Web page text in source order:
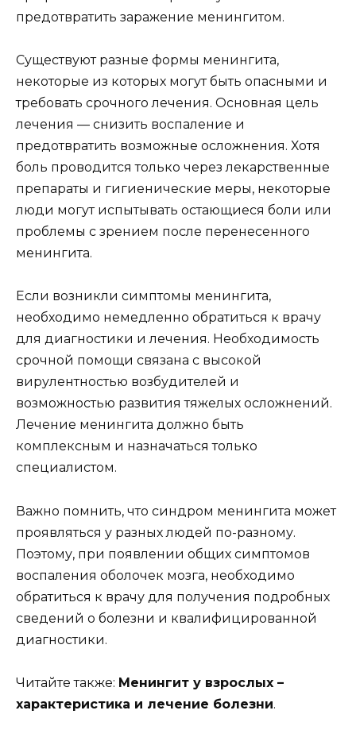
предотвратить заражение менингитом.
Существуют разные формы менингита,
некоторые из которых могут быть опасными и
требовать срочного лечения. Основная цель
лечения — снизить воспаление и
предотвратить возможные осложнения. Хотя
боль проводится только через лекарственные
препараты и гигиенические меры, некоторые
люди могут испытывать остающиеся боли или
проблемы с зрением после перенесенного
менингита.
Если возникли симптомы менингита,
необходимо немедленно обратиться к врачу
для диагностики и лечения. Необходимость
срочной помощи связана с высокой
вирулентностью возбудителей и
возможностью развития тяжелых осложнений.
Лечение менингита должно быть
комплексным и назначаться только
специалистом.
Важно помнить, что синдром менингита может
проявляться у разных людей по-разному.
Поэтому, при появлении общих симптомов
воспаления оболочек мозга, необходимо
обратиться к врачу для получения подробных
сведений о болезни и квалифицированной
диагностики.
Читайте также: Менингит у взрослых –
характеристика и лечение болезни.